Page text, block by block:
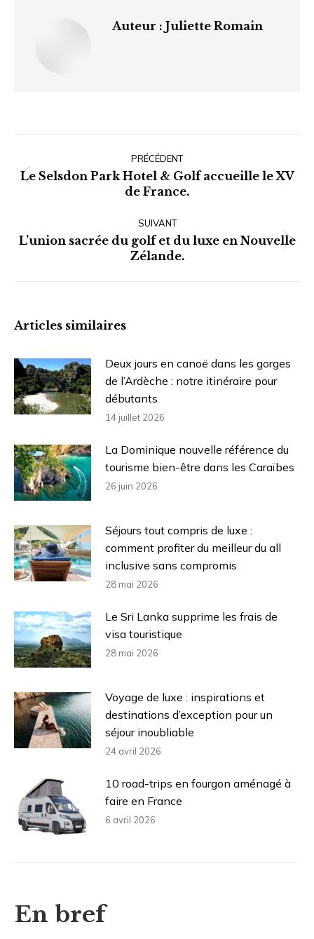
Auteur : Juliette Romain
PRÉCÉDENT
Article
précédent
:
Le Selsdon Park Hotel & Golf accueille le XV
de France.
SUIVANT
Article
suivant
L’union sacrée du golf et du luxe en Nouvelle
Zélande.
Articles similaires
Deux jours en canoë dans les gorges
de l’Ardèche : notre itinéraire pour
débutants
14 juillet 2026
La Dominique nouvelle référence du
tourisme bien-être dans les Caraïbes
26 juin 2026
Séjours tout compris de luxe :
comment profiter du meilleur du all
inclusive sans compromis
28 mai 2026
Le Sri Lanka supprime les frais de
visa touristique
28 mai 2026
Voyage de luxe : inspirations et
destinations d’exception pour un
séjour inoubliable
24 avril 2026
10 road-trips en fourgon aménagé à
faire en France
6 avril 2026
En bref